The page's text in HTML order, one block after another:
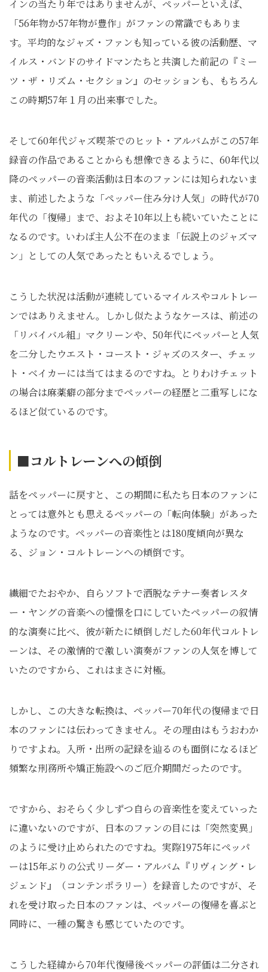
インの当たり年ではありませんが、ペッパーといえば、
「56年物か57年物が豊作」がファンの常識でもありま
す。平均的なジャズ・ファンも知っている彼の活動歴、マ
イルス・バンドのサイドマンたちと共演した前記の『ミー
ツ・ザ・リズム・セクション』のセッションも、もちろん
この時期57年１月の出来事でした。
そして60年代ジャズ喫茶でのヒット・アルバムがこの57年
録音の作品であることからも想像できるように、60年代以
降のペッパーの音楽活動は日本のファンには知られないま
ま、前述したような「ペッパー住み分け人気」の時代が70
年代の「復帰」まで、およそ10年以上も続いていたことに
なるのです。いわば主人公不在のまま「伝説上のジャズマ
ン」としての人気であったともいえるでしょう。
こうした状況は活動が連続しているマイルスやコルトレー
ンではありえません。しかし似たようなケースは、前述の
「リバイバル組」マクリーンや、50年代にペッパーと人気
を二分したウエスト・コースト・ジャズのスター、チェッ
ト・ベイカーには当てはまるのですね。とりわけチェット
の場合は麻薬癖の部分までペッパーの経歴と二重写しにな
るほど似ているのです。
■コルトレーンへの傾倒
話をペッパーに戻すと、この期間に私たち日本のファンに
とっては意外とも思えるペッパーの「転向体験」があった
ようなのです。ペッパーの音楽性とは180度傾向が異な
る、ジョン・コルトレーンへの傾倒です。
繊細でたおやか、自らソフトで洒脱なテナー奏者レスタ
ー・ヤングの音楽への憧憬を口にしていたペッパーの叙情
的な演奏に比べ、彼が新たに傾倒しだした60年代コルトレ
ーンは、その激情的で激しい演奏がファンの人気を博して
いたのですから、これはまさに対極。
しかし、この大きな転換は、ペッパー70年代の復帰まで日
本のファンには伝わってきません。その理由はもうおわか
りですよね。入所・出所の記録を辿るのも面倒になるほど
頻繁な刑務所や矯正施設へのご厄介期間だったのです。
ですから、おそらく少しずつ自らの音楽性を変えていった
に違いないのですが、日本のファンの目には「突然変異」
のように受け止められたのですね。実際1975年にペッパ
ーは15年ぶりの公式リーダー・アルバム『リヴィング・レ
ジェンド』（コンテンポラリー）を録音したのですが、そ
れを受け取った日本のファンは、ペッパーの復帰を喜ぶと
同時に、一種の驚きも感じていたのです。
こうした経緯から70年代復帰後ペッパーの評価は二分され